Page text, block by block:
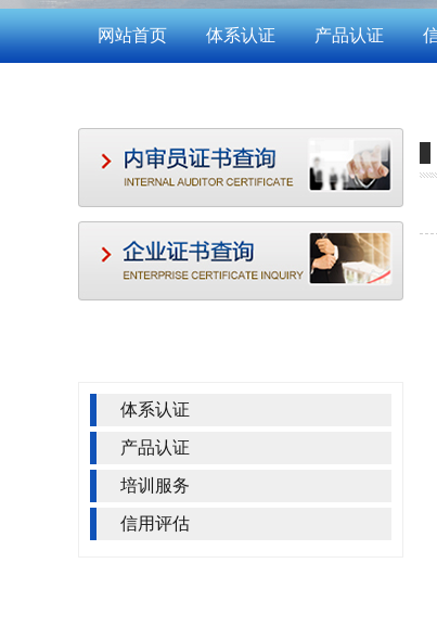
网站首页 体系认证 产品认证
体系认证
产品认证
培训服务
信用评估